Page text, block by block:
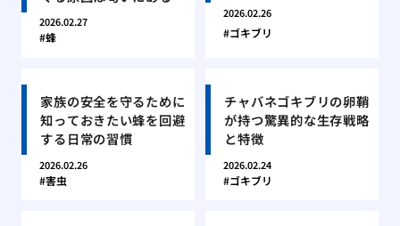
2026.02.27
蜂
2026.02.26
ゴキブリ
家族の安全を守るために
知っておきたい蜂を回避
する日常の習慣
2026.02.26
害虫
チャバネゴキブリの卵鞘
が持つ驚異的な生存戦略
と特徴
2026.02.24
ゴキブリ